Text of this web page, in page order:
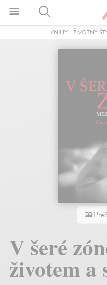
KNIHY - ŽIVOTNÝ
V šeré
životem